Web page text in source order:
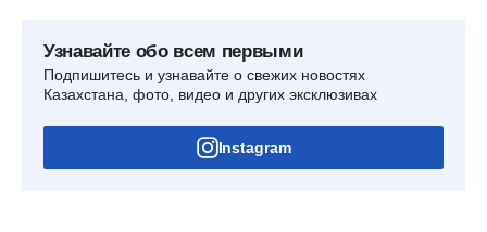
Узнавайте обо всем первыми
Подпишитесь и узнавайте о свежих новостях
Казахстана, фото, видео и других эксклюзивах
Instagram